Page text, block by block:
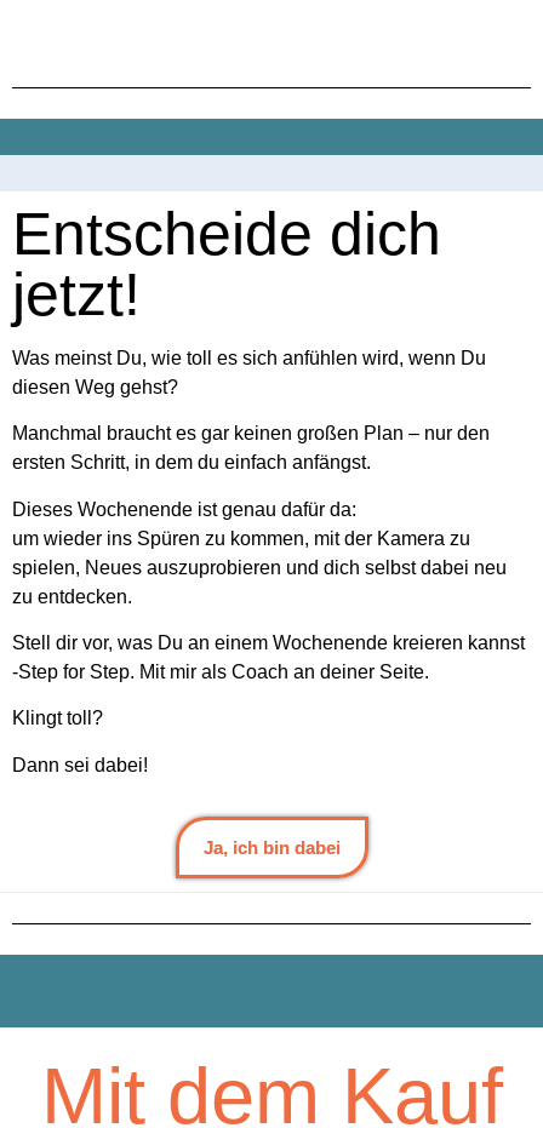
Manchmal braucht es gar keinen großen Plan – nur den
Dieses Wochenende ist genau dafür da:
um wieder ins Spüren zu kommen, mit der Kamera zu
spielen, Neues auszuprobieren und dich selbst dabei neu
zu entdecken.
Stell dir vor, was Du an einem Wochenende kreieren kannst
-Step for Step. Mit mir als Coach an deiner Seite.
Dann sei dabei!
Ja, ich bin dabei
Mit dem Kauf
erhältst Du:
2,5 Tage kreative Begleitung mit mir
(Fr–So)